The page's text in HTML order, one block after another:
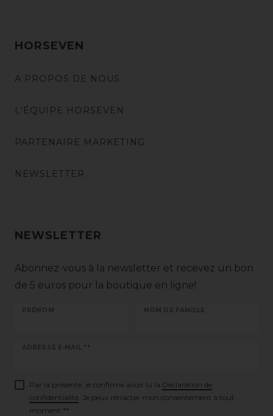
HORSEVEN
A PROPOS DE NOUS
L'ÉQUIPE HORSEVEN
PARTENAIRE MARKETING
NEWSLETTER
NEWSLETTER
Abonnez-vous à la newsletter et recevez un bon
de 5 euros pour la boutique en ligne!
PRÉNOM NOM DE FAMILLE
ADRESSE E-MAIL **
Ceres::Template.newsletterHoneypotLabel
Par la présente, je confirme avoir lu la Déclaration de
confidentialité . Je peux rétracter mon consentement à tout
moment.**